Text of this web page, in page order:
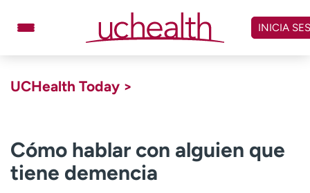
contenido
virtual
INICIA
UCHealth Today >
Cómo hablar con alguien que
tiene demencia